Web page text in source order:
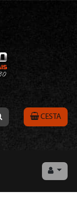
CESTA